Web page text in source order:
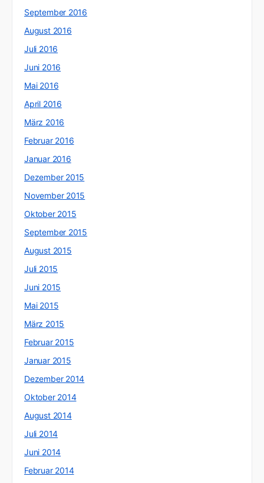
September 2016
August 2016
Juli 2016
Juni 2016
Mai 2016
April 2016
März 2016
Februar 2016
Januar 2016
Dezember 2015
November 2015
Oktober 2015
September 2015
August 2015
Juli 2015
Juni 2015
Mai 2015
März 2015
Februar 2015
Januar 2015
Dezember 2014
Oktober 2014
August 2014
Juli 2014
Juni 2014
Februar 2014